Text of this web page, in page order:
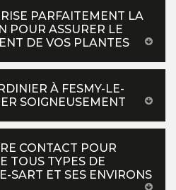
PARFAITEMENT LA
POUR ASSURER LE
DE VOS PLANTES
À FESMY-LE-
SOIGNEUSEMENT
CONTACT POUR
TOUS TYPES DE
SART ET SES ENVIRONS